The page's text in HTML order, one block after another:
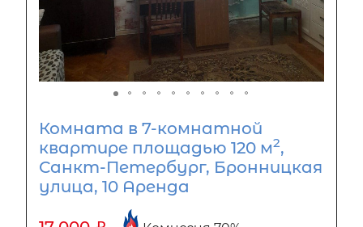
Комната в 7-комнатной
квартире площадью 120 м2,
Санкт-Петербург, Бронницкая
улица, 10 Аренда